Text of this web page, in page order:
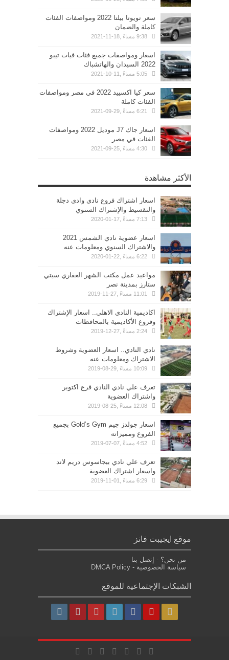
سعر تويوتا بيلتا 2022 ومواصفات الفئات
كاملة والضمان
9:38 مساءً ,18-11-2021
اسعار ومواصفات جميع فئات فيات تيبو
2022 السيدان والهاتشباك
5:05 مساءً ,11-10-2021
سعر كيا اكسييد 2022 في مصر ومواصفات
الفئات كاملة
6:21 مساءً ,29-09-2021
اسعار جاك J7 موديل 2022 ومواصفات
الفئات في مصر
4:30 مساءً ,25-09-2021
الأكثر مشاهدة
اسعار اشتراك فروع نادى وادى دجلة
والتقسيط والإشتراك السنوي
7:13 مساءً ,17-01-2020
اسعار عضوية نادي الشمس 2021
والاشتراك السنوي ومعلومات عنه
6:22 مساءً ,22-01-2020
مواعيد عمل مكتب الشهر العقاري سيتي
ستارز بمدينة نصر
11:01 مساءً ,27-11-2019
اكاديمية النادي الاهلي.. اسعار الإشتراك
وفروع الأكاديمية بالمحافظات
2:24 مساءً ,27-12-2019
نادي النادي.. اسعار العضوية وشروط
الاشتراك ومعلومات عنه
10:09 مساءً ,29-08-2019
تعرف علي نادي النادي فرع اكتوبر
واشتراك العضوية
12:08 مساءً ,25-08-2019
اسعار جولدز جيم Gold’s Gym بجميع
الفروع ومميزاته
4:52 مساءً ,07-07-2019
تعرف علي نادي بيجاسوس دريم لاند
واسعار اشتراك العضوية
6:29 مساءً ,01-11-2019
موقع ايجيبت فانز
من نحن؟ - إتصل بنا
سياسة الخصوصية -
DMCA Policy
الشبكات الإجتماعية للموقع